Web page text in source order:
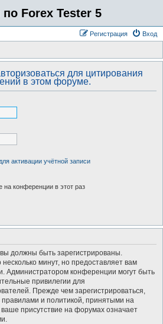
Forex Tester 5
Вход
Регистрация
для цитирования
в этом форуме.
активации учётной записи
конференции в этот раз
должны быть зарегистрированы.
несколько минут, но предоставляет вам
Администратором конференции могут быть
привилегии для
Прежде чем зарегистрироваться,
правилами и политикой, принятыми на
присутствие на форумах означает